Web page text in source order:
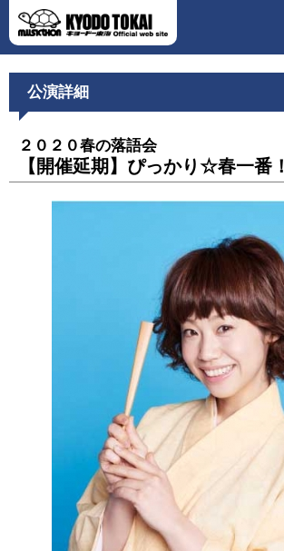
公演詳細
２０２０春の落語会
【開催延期】ぴっかり☆春一番！